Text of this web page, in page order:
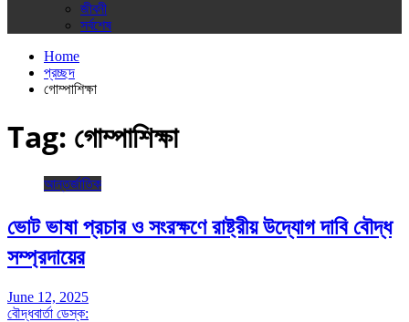
জীবনী
সর্বশেষ
Home
প্রচ্ছদ
গোম্পাশিক্ষা
Tag: গোম্পাশিক্ষা
আন্তর্জাতিক
ভোট ভাষা প্রচার ও সংরক্ষণে রাষ্ট্রীয় উদ্যোগ দাবি বৌদ্ধ
সম্প্রদায়ের
June 12, 2025
বৌদ্ধবার্তা ডেস্ক: